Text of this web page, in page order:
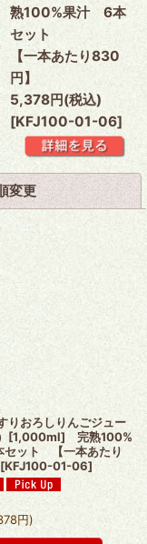
熟100%果汁 6本
セット
【一本あたり830
円】
5,378円(税込)
[KFJ100-01-06]
変更 閉じる
りおろしりんごジュー
[1,000ml] 完熟100%
ット 【一本あたり
[KFJ100-01-06]
円)